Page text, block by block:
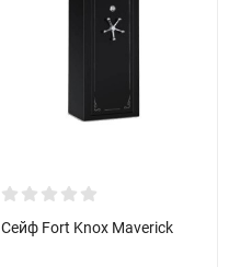
Сейф Fort Knox Maverick